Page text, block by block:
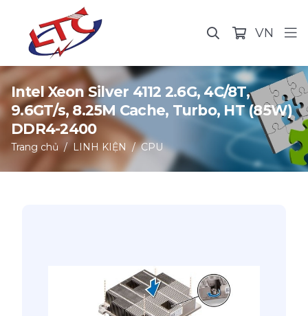
VN
Intel Xeon Silver 4112 2.6G, 4C/8T,
9.6GT/s, 8.25M Cache, Turbo, HT (85W)
DDR4-2400
Trang chủ LINH KIỆN CPU